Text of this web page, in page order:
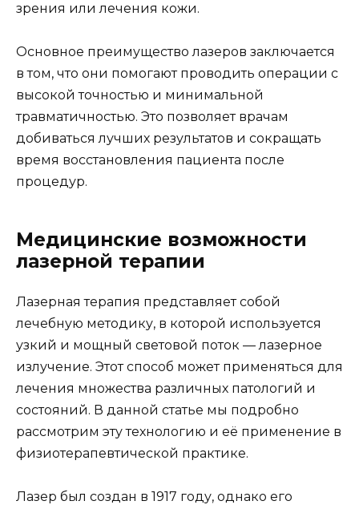
зрения или лечения кожи.
Основное преимущество лазеров заключается
в том, что они помогают проводить операции с
высокой точностью и минимальной
травматичностью. Это позволяет врачам
добиваться лучших результатов и сокращать
время восстановления пациента после
процедур.
Медицинские возможности
лазерной терапии
Лазерная терапия представляет собой
лечебную методику, в которой используется
узкий и мощный световой поток — лазерное
излучение. Этот способ может применяться для
лечения множества различных патологий и
состояний. В данной статье мы подробно
рассмотрим эту технологию и её применение в
физиотерапевтической практике.
Лазер был создан в 1917 году, однако его